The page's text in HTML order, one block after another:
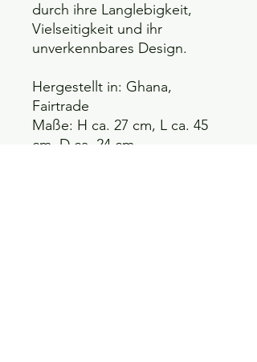
durch ihre Langlebigkeit,
Vielseitigkeit und ihr
unverkennbares Design.
Hergestellt in: Ghana,
Fairtrade
Maße: H ca. 27 cm, L ca. 45
cm, D ca. 24 cm